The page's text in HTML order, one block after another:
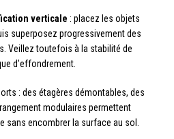
verticale : placez les objets
superposez progressivement des
Veillez toutefois à la stabilité de
d’effondrement.
: des étagères démontables, des
modulaires permettent
sans encombrer la surface au sol.